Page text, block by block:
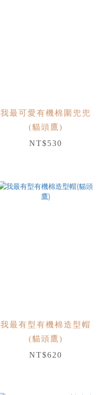
我最可愛有機棉圍兜兜
(貓頭鷹)
NT$530
我最有型有機棉造型帽
(貓頭鷹)
NT$620